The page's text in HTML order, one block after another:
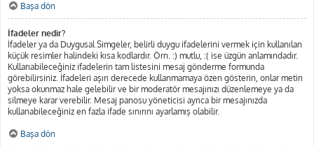
Başa dön
İfadeler nedir?
İfadeler ya da Duygusal Simgeler, belirli duygu ifadelerini vermek için kullanılan
küçük resimler halindeki kısa kodlardır. Örn. :) mutlu, :( ise üzgün anlamındadır.
Kullanabileceğiniz ifadelerin tam listesini mesaj gönderme formunda
görebilirsiniz. İfadeleri aşırı derecede kullanmamaya özen gösterin, onlar metin
yoksa okunmaz hale gelebilir ve bir moderatör mesajınızı düzenlemeye ya da
silmeye karar verebilir. Mesaj panosu yöneticisi ayrıca bir mesajınızda
kullanabileceğiniz en fazla ifade sınırını ayarlamış olabilir.
Başa dön